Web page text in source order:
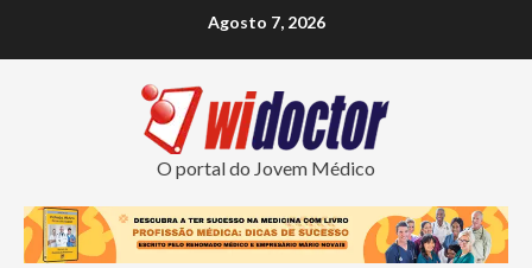
Agosto 7, 2026
O portal do Jovem Médico